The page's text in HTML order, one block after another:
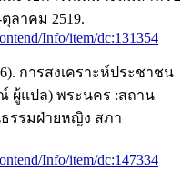
ลาคม 2519.
Info/item/dc:131354
การสงเคราะห์ประชาชน
ผู้แปล) พระนคร :สถาน
รรมฝ่ายหญิง สภา
Info/item/dc:147334